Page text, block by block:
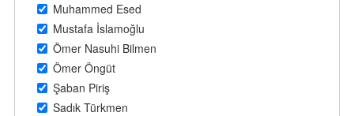
Muhammed Esed
Mustafa İslamoğlu
Ömer Nasuhi Bilmen
Ömer Öngüt
Şaban Piriş
Sadık Türkmen